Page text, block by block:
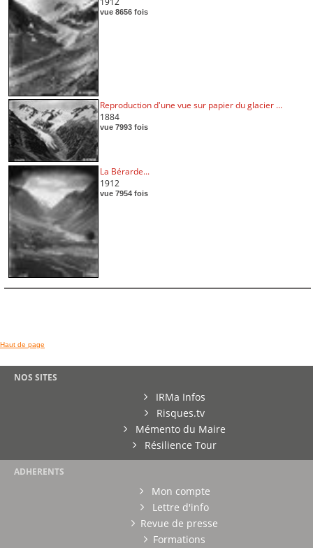
vue 8656 fois
Reproduction d'une vue sur papier du glacier ...
1884
vue 7993 fois
La Bérarde...
1912
vue 7954 fois
Haut de page
NOS SITES
IRMa Infos
Risques.tv
Mémento du Maire
Résilience Tour
ADHERENTS
Mon compte
Lettre d'info
Revue de presse
Formations